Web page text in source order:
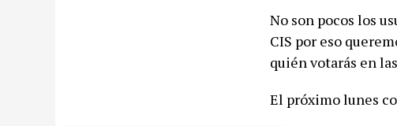
No son pocos los
CIS por eso
quién votarás en
El próximo lunes